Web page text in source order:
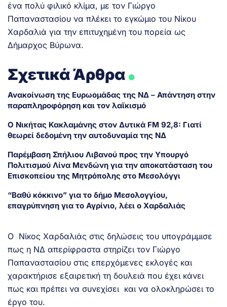
ένα πολύ φιλικό κλίμα, με τον Γιώργο
Παπαναστασίου να πλέκει το εγκώμιο του Νίκου
Χαρδαλιά για την επιτυχημένη του πορεία ως
Δήμαρχος Βύρωνα.
Σχετικά Άρθρα.
Ανακοίνωση της Ευρωομάδας της ΝΔ – Απάντηση στην
παραπληροφόρηση και τον λαϊκισμό
Ο Νικήτας Κακλαμάνης στον Δυτικά FM 92,8: Γιατί
θεωρεί δεδομένη την αυτοδυναμία της ΝΔ
Παρέμβαση Σπήλιου Λιβανού προς την Υπουργό
Πολιτισμού Λίνα Μενδώνη για την αποκατάσταση του
Επισκοπείου της Μητρόπολης στο Μεσολόγγι
“Βαθύ κόκκινο” για το δήμο Μεσολογγίου,
επαγρύπνηση για το Αγρίνιο, λέει ο Χαρδαλιάς
Ο Νίκος Χαρδαλιάς στις δηλώσεις του υπογράμμισε
πως η ΝΔ απερίφραστα στηρίζει τον Γιώργο
Παπαναστασίου στις επερχόμενες εκλογές και
χαρακτήρισε εξαιρετική τη δουλειά που έχει κάνει
πως και πρέπει να συνεχίσει και να ολοκληρώσει το
έργο του.